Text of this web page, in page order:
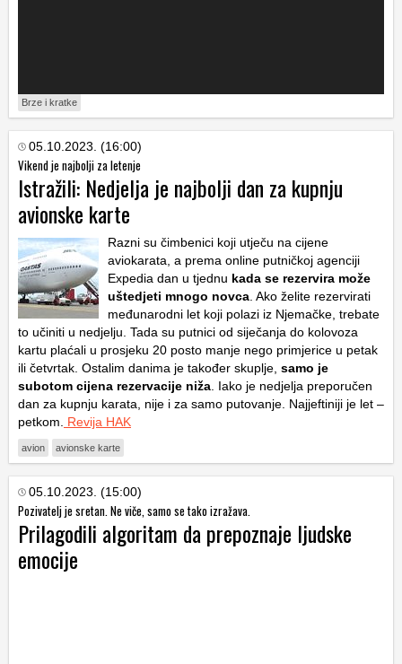
Brze i kratke
05.10.2023. (16:00)
Vikend je najbolji za letenje
Istražili: Nedjelja je najbolji dan za kupnju
avionske karte
Razni su čimbenici koji utječu na cijene
aviokarata, a prema online putničkoj agenciji
Expedia dan u tjednu kada se rezervira može
uštedjeti mnogo novca . Ako želite rezervirati
međunarodni let koji polazi iz Njemačke, trebate
to učiniti u nedjelju. Tada su putnici od siječanja do kolovoza
kartu plaćali u prosjeku 20 posto manje nego primjerice u petak
ili četvrtak. Ostalim danima je također skuplje, samo je
subotom cijena rezervacije niža . Iako je nedjelja preporučen
dan za kupnju karata, nije i za samo putovanje. Najjeftiniji je let –
petkom.
Revija HAK
avion avionske karte
05.10.2023. (15:00)
Pozivatelj je sretan. Ne viče, samo se tako izražava.
Prilagodili algoritam da prepoznaje ljudske
emocije